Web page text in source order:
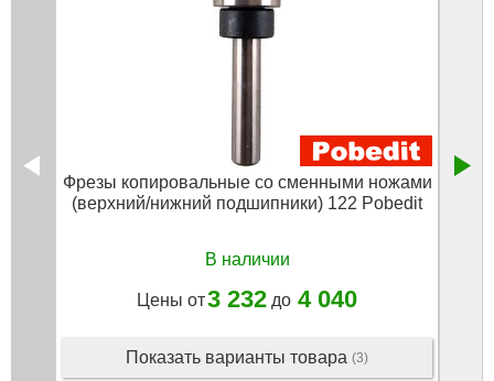
Фрезы копировальные со сменными ножами
(верхний/нижний подшипники) 122 Pobedit
В наличии
Цены от3 232 до 4 040
Показать варианты товара (3)